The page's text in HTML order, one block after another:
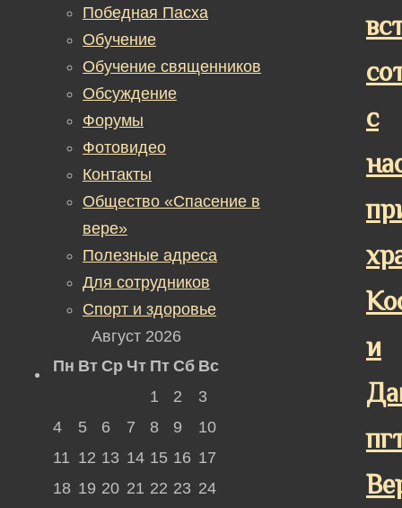
с
и
Победная Пасха
Обучение
Обучение священников
Обсуждение
Форумы
Фотовидео
Контакты
Общество «Спасение в
вере»
Полезные адреса
Для сотрудников
Спорт и здоровье
Август 2026
Пн Вт Ср Чт Пт Сб Вс
1
2
3
4
5 6 7 8 9
10
11 12 13 14 15 16 17
18 19 20 21 22 23 24